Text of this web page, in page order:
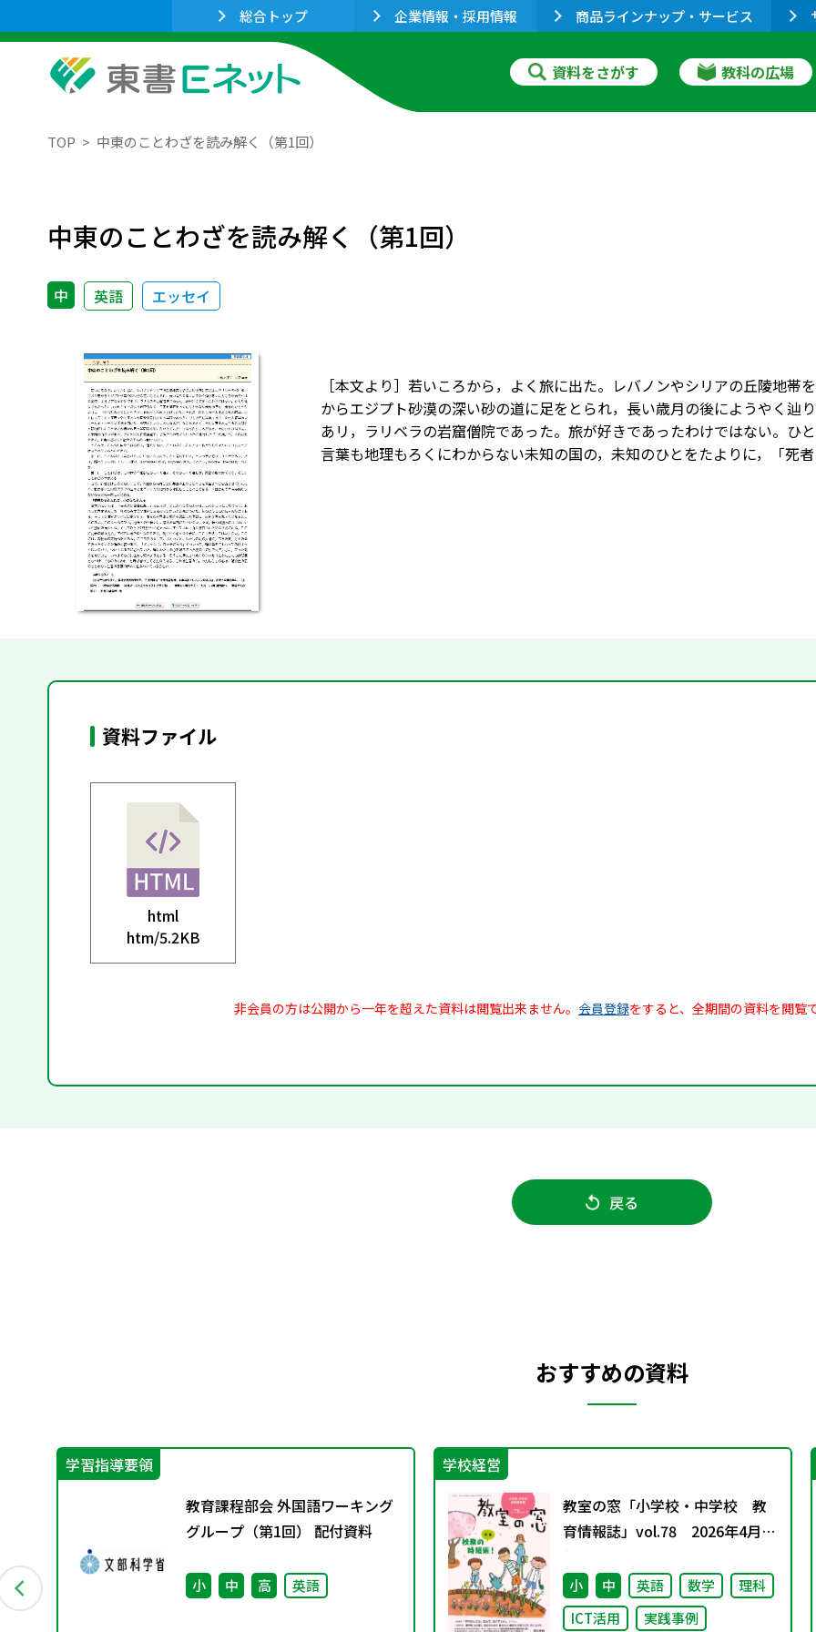
総合トップ 企業情報・採用情報 商品ラインナップ・サービス
資料をさがす 教科の広場
TOP 中東のことわざを読み解く（第1回）
中東のことわざを読み解く（第1回）
中 英語 エッセイ
［本文より］若いころから，よく旅に出た。レバノンやシリアの丘陵地
からエジプト砂漠の深い砂の道に足をとられ，長い歳月の後にようやく辿
あリ，ラリベラの岩窟僧院であった。旅が好きであったわけではない。ひ
言葉も地理もろくにわからない未知の国の，未知のひとをたよりに，「死
資料ファイル
html
htm/5.2KB
非会員の方は公開から一年を超えた資料は閲覧出来ません。 会員登録をすると、全期間の資料を閲覧
戻る
おすすめの資料
学習指導要領
教育課程部会 外国語ワーキング
グループ（第1回） 配付資料
小 中 高 英語
学校経営
教室の窓「小学校・中学校 教
育情報誌」vol.78 2026年4月発
行
小 中 英語 数学
理科
ICT活用
実践事例